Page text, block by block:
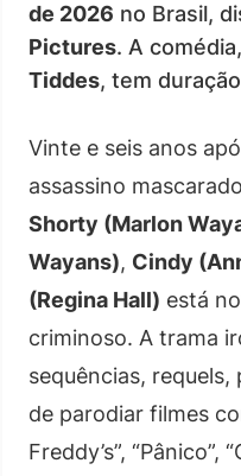
de 2026 no Brasil,
Pictures. A
Tiddes, tem
Vinte e seis anos
assassino
Shorty (Marlon
Wayans), Cindy
(Regina Hall) está
criminoso. A trama
sequências,
de parodiar filmes
Freddy’s”, “Pânico”,